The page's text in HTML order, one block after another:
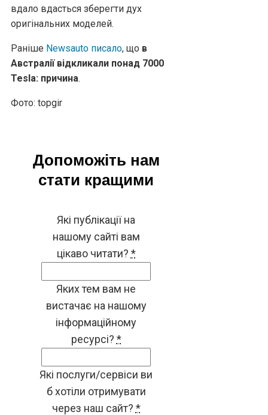
вдало вдасться зберегти дух
оригінальних моделей.
Раніше Newsauto писало, що в
Австралії відкликали понад 7000
Tesla: причина.
Фото: topgir
Допоможіть нам
стати кращими
Які публікації на
нашому сайті вам
цікаво читати? *
Яких тем вам не
вистачає на нашому
інформаційному
ресурсі? *
Які послуги/сервіси ви
б хотіли отримувати
через наш сайт? *